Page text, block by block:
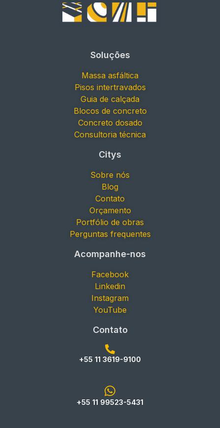
Soluções
Massa asfáltica
Pisos intertravados
Guia de calçada
Blocos de concreto
Concreto dosado
Consultoria técnica
Citys
Sobre nós
Blog
Contato
Orçamento
Portfólio de obras
Perguntas frequentes
Acompanhe-nos
Facebook
Linkedin
Instagram
YouTube
Contato
+55 11 3619-9100
+55 11 99523-5431